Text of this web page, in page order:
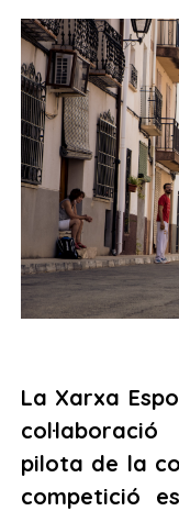
La Xarxa
pilota de la
competició